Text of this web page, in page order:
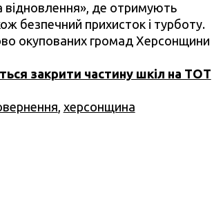
відновлення», де отримують
безпечний прихисток і турботу.
окупованих громад Херсонщини
закрити частину шкіл на ТОТ
, херсонщина